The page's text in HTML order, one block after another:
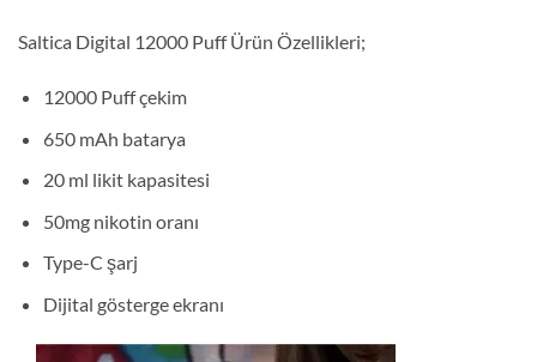
Saltica Digital 12000 Puff Ürün Özellikleri;
12000 Puff çekim
650 mAh batarya
20 ml likit kapasitesi
50mg nikotin oranı
Type-C şarj
Dijital gösterge ekranı